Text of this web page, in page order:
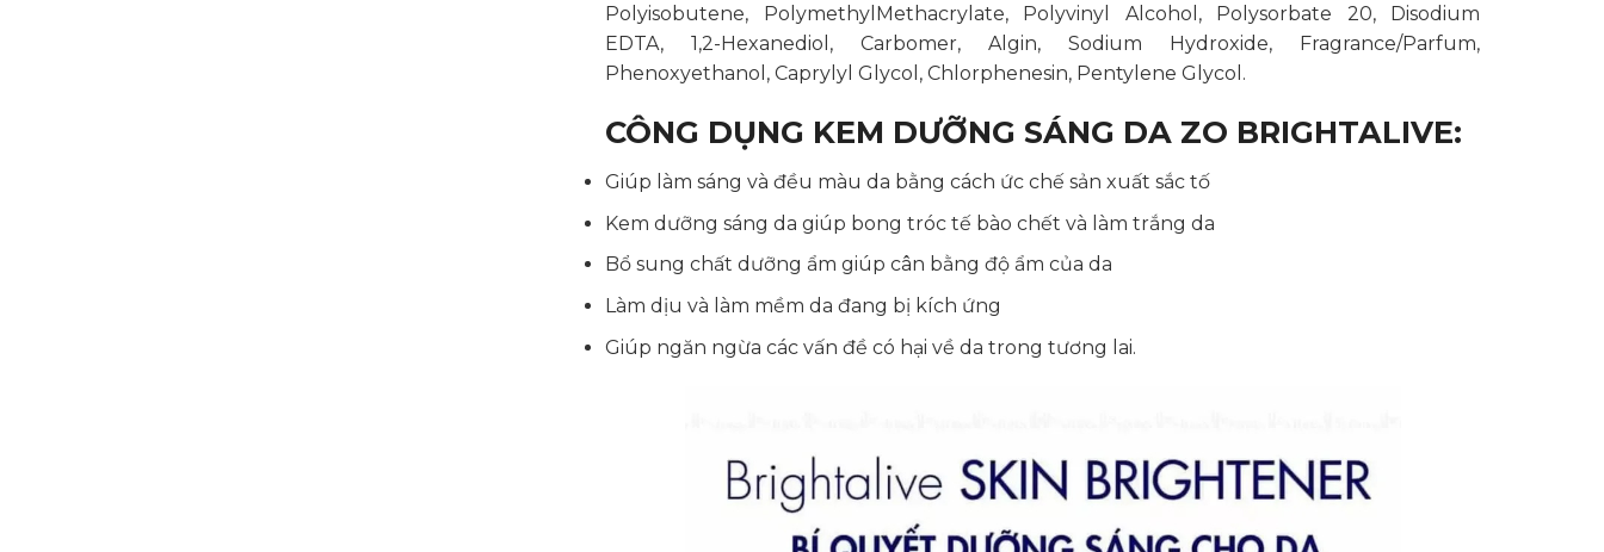
Polyisobutene, PolymethylMethacrylate, Polyvinyl Alcohol, Polysorbate 20, Disodium
EDTA, 1,2-Hexanediol, Carbomer, Algin, Sodium Hydroxide, Fragrance/Parfum,
Phenoxyethanol, Caprylyl Glycol, Chlorphenesin, Pentylene Glycol.
CÔNG DỤNG KEM DƯỠNG SÁNG DA ZO BRIGHTALIVE:
Giúp làm sáng và đều màu da bằng cách ức chế sản xuất sắc tố
Kem dưỡng sáng da giúp bong tróc tế bào chết và làm trắng da
Bổ sung chất dưỡng ẩm giúp cân bằng độ ẩm của da
Làm dịu và làm mềm da đang bị kích ứng
Giúp ngăn ngừa các vấn đề có hại về da trong tương lai.